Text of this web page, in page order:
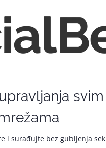
i surađujte bez gubljenja